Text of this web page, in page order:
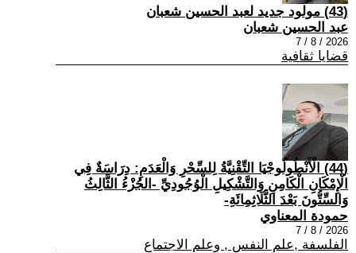
(43) مولود جديد لعبد الحسين شعبان
عبد الحسين شعبان
2026 / 8 / 7
قضايا ثقافية
(44) الْأَنْطُولُوجْيَا التِّقْنِيَّةُ لِلسِّحْرِ وَالْعَدَمِ: دِرَاسَةٌ فِي
الْإِمْكَانِ الْكَامِنِ وَالتَّشْكِيلِ الْوُجُودِيِّ -الجُزْءُ الثَّالِثُ
وَالسِّتُّونَ بَعْدَ الثَّلَاثِمِائَةِ-
حمودة المعناوي
2026 / 8 / 7
الفلسفة ,علم النفس , وعلم الاجتماع